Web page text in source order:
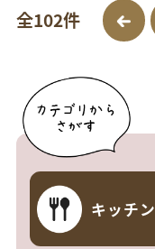
全102件
キッチン